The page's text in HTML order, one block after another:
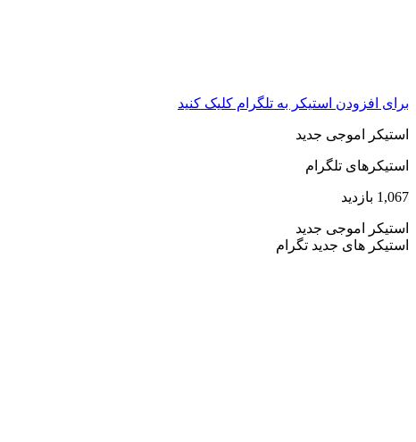
برای افزودن استیکر به تلگرام کلیک کنید
استیکر اموجی جدید
استیکرهای تلگرام
1,067 بازدید
استیکر اموجی جدید
استیکر های جدید تگرام